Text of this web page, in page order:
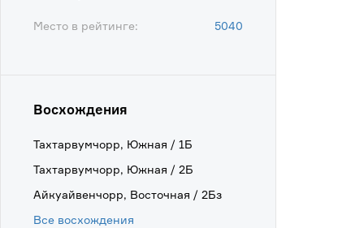
Место в рейтинге: 5040
Восхождения
Тахтарвумчорр, Южная / 1Б
Тахтарвумчорр, Южная / 2Б
Айкуайвенчорр, Восточная / 2Бз
Все восхождения